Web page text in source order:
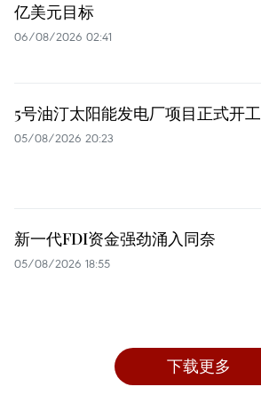
亿美元目标
06/08/2026 02:41
5号油汀太阳能发电厂项目正式开工
05/08/2026 20:23
新一代FDI资金强劲涌入同奈
05/08/2026 18:55
下载更多